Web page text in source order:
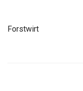
Forstwirt